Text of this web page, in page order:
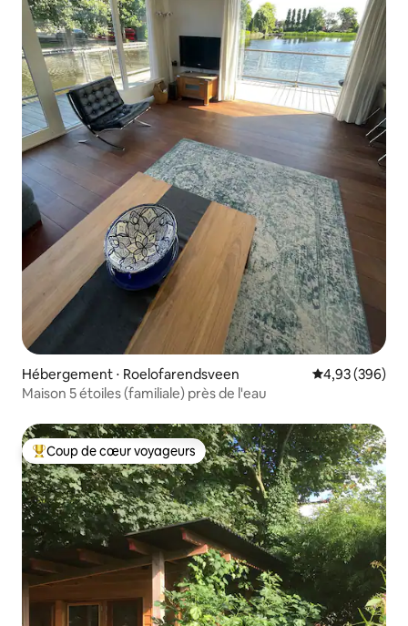
Hébergement ⋅ Roelofarendsveen Évaluation
4,93 (396)
Maison 5 étoiles (familiale) près de l'eau
Coups de cœur voyageurs les plus appréciés
Coup de cœur voyageurs